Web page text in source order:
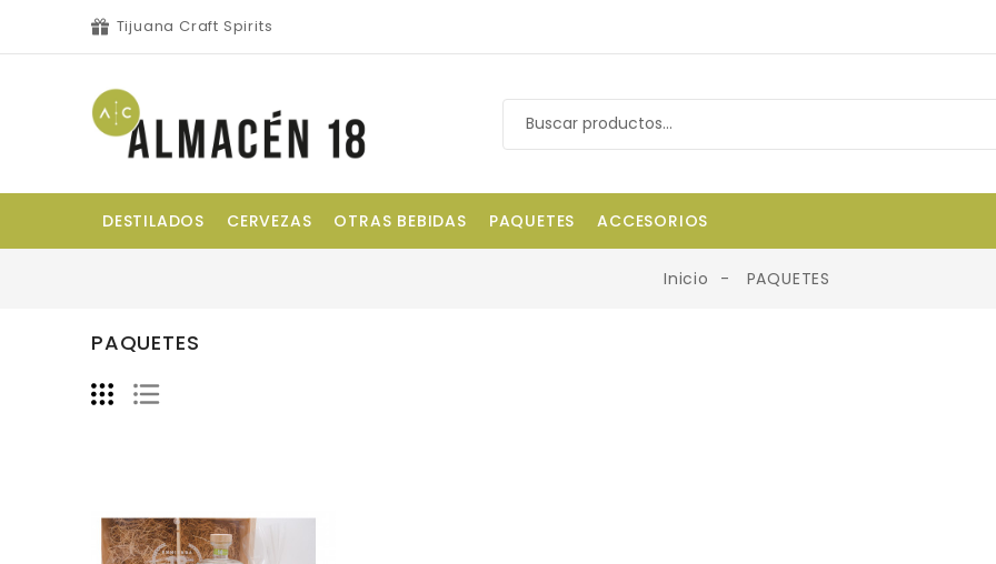
Tijuana Craft Spirits
DESTILADOS CERVEZAS OTRAS BEBIDAS PAQUETES ACCESORIOS
Inicio PAQUETES
PAQUETES